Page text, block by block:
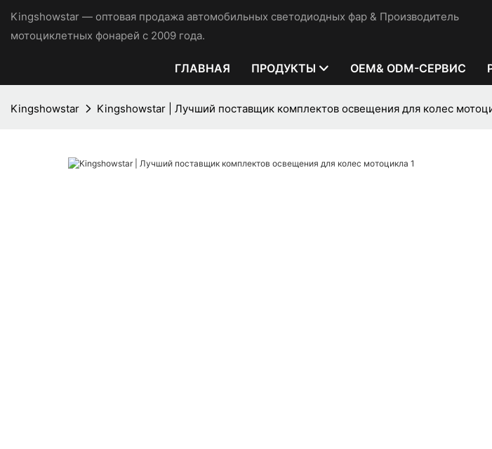
Kingshowstar — оптовая продажа автомобильных светодиодных фар & Производитель
мотоциклетных фонарей с 2009 года.
ГЛАВНАЯ ПРОДУКТЫ OEM& ODM-СЕРВИС
Kingshowstar Kingshowstar | Лучший поставщик комплектов освещения для колес